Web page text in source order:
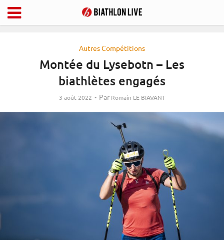
Autres Compétitions
Montée du Lysebotn – Les
biathlètes engagés
3 août 2022 Par Romain LE BIAVANT